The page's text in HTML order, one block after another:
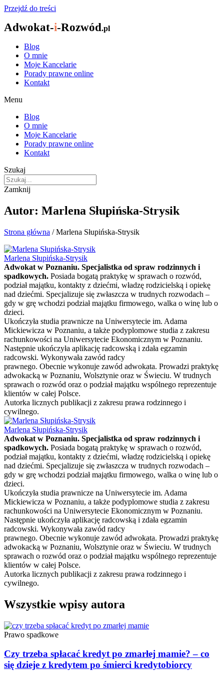
Przejdź do treści
Adwokat-i-Rozwód.pl
Blog
O mnie
Moje Kancelarie
Porady prawne online
Kontakt
Menu
Blog
O mnie
Moje Kancelarie
Porady prawne online
Kontakt
Szukaj
Zamknij
Autor: Marlena Słupińska-Strysik
Strona główna /Marlena Słupińska-Strysik
Marlena Słupińska-Strysik
Adwokat w Poznaniu. Specjalistka od spraw rodzinnych i
spadkowych. Posiada bogatą praktykę w sprawach o rozwód,
podział majątku, kontakty z dziećmi, władzę rodzicielską i opiekę
nad dziećmi. Specjalizuje się zwłaszcza w trudnych rozwodach –
gdy w grę wchodzi podział majątku firmowego, walka o winę lub o
dzieci.
Ukończyła studia prawnicze na Uniwersytecie im. Adama
Mickiewicza w Poznaniu, a także podyplomowe studia z zakresu
rachunkowości na Uniwersytecie Ekonomicznym w Poznaniu.
Następnie ukończyła aplikację radcowską i zdała egzamin
radcowski. Wykonywała zawód radcy
prawnego. Obecnie wykonuje zawód adwokata. Prowadzi praktykę
adwokacką w Poznaniu, Wolsztynie oraz w Świeciu. W trudnych
sprawach o rozwód oraz o podział majątku wspólnego reprezentuje
klientów w całej Polsce.
Autorka licznych publikacji z zakresu prawa rodzinnego i
cywilnego.
Marlena Słupińska-Strysik
Adwokat w Poznaniu. Specjalistka od spraw rodzinnych i
spadkowych. Posiada bogatą praktykę w sprawach o rozwód,
podział majątku, kontakty z dziećmi, władzę rodzicielską i opiekę
nad dziećmi. Specjalizuje się zwłaszcza w trudnych rozwodach –
gdy w grę wchodzi podział majątku firmowego, walka o winę lub o
dzieci.
Ukończyła studia prawnicze na Uniwersytecie im. Adama
Mickiewicza w Poznaniu, a także podyplomowe studia z zakresu
rachunkowości na Uniwersytecie Ekonomicznym w Poznaniu.
Następnie ukończyła aplikację radcowską i zdała egzamin
radcowski. Wykonywała zawód radcy
prawnego. Obecnie wykonuje zawód adwokata. Prowadzi praktykę
adwokacką w Poznaniu, Wolsztynie oraz w Świeciu. W trudnych
sprawach o rozwód oraz o podział majątku wspólnego reprezentuje
klientów w całej Polsce.
Autorka licznych publikacji z zakresu prawa rodzinnego i
cywilnego.
Wszystkie wpisy autora
Prawo spadkowe
Czy trzeba spłacać kredyt po zmarłej mamie? – co
się dzieje z kredytem po śmierci kredytobiorcy